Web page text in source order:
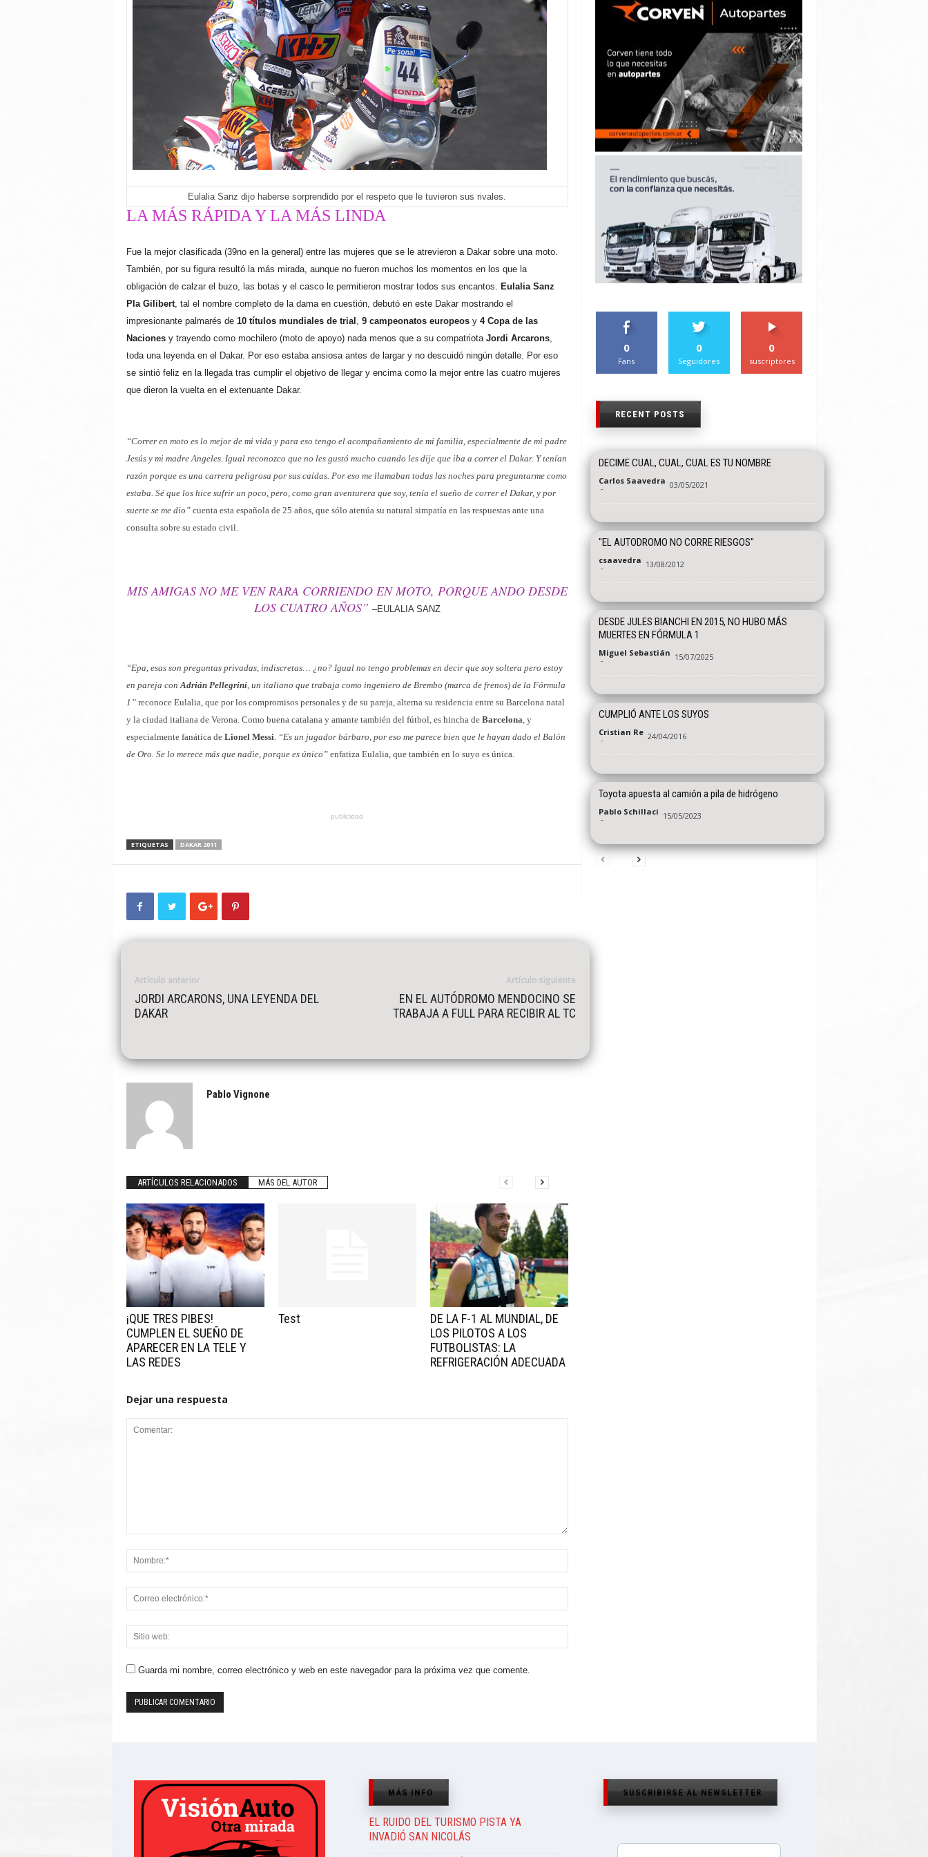
Eulalia Sanz dijo haberse sorprendido por el respeto que le tuvieron sus rivales.
LA MÁS RÁPIDA Y LA MÁS LINDA
Fue la mejor clasificada (39no en la general) entre las mujeres que se le atrevieron a Dakar sobre una moto.
También, por su figura resultó la más mirada, aunque no fueron muchos los momentos en los que la
obligación de calzar el buzo, las botas y el casco le permitieron mostrar todos sus encantos. Eulalia Sanz
Pla Gilibert, tal el nombre completo de la dama en cuestión, debutó en este Dakar mostrando el
impresionante palmarés de 10 títulos mundiales de trial , 9 campeonatos europeosy 4 Copa de las
Nacionesy trayendo como mochilero (moto de apoyo) nada menos que a su compatriota Jordi Arcarons,
toda una leyenda en el Dakar. Por eso estaba ansiosa antes de largar y no descuidó ningún detalle. Por eso
se sintió feliz en la llegada tras cumplir el objetivo de llegar y encima como la mejor entre las cuatro mujeres
que dieron la vuelta en el extenuante Dakar.
“Correr en moto es lo mejor de mi vida y para eso tengo el acompañamiento de mi familia, especialmente de mi padre
Jesús y mi madre Angeles. Igual reconozco que no les gustó mucho cuando les dije que iba a correr el Dakar. Y tenían
razón porque es una carrera peligrosa por sus caídas. Por eso me llamaban todas las noches para preguntarme como
estaba. Sé que los hice sufrir un poco, pero, como gran aventurera que soy, tenía el sueño de correr el Dakar, y por
suerte se me dio”cuenta esta española de 25 años, que sólo atenúa su natural simpatía en las respuestas ante una
consulta sobre su estado civil.
MIS AMIGAS NO ME VEN RARA CORRIENDO EN MOTO, PORQUE ANDO DESDE
LOS CUATRO AÑOS” –EULALIA SANZ
“Epa, esas son preguntas privadas, indiscretas… ¿no? Igual no tengo problemas en decir que soy soltera pero estoy
en pareja conAdrián Pellegrini, un italiano que trabaja como ingeniero de Brembo (marca de frenos) de la Fórmula
1”reconoce Eulalia, que por los compromisos personales y de su pareja, alterna su residencia entre su Barcelona natal
y la ciudad italiana de Verona. Como buena catalana y amante también del fútbol, es hincha de Barcelona, y
especialmente fanática de Lionel Messi. “Es un jugador bárbaro, por eso me parece bien que le hayan dado el Balón
de Oro. Se lo merece más que nadie, porque es único”enfatiza Eulalia, que también en lo suyo es única.
publicidad
ETIQUETAS DAKAR 2011
Artículo anterior
JORDI ARCARONS, UNA LEYENDA DEL
DAKAR
Artículo siguiente
EN EL AUTÓDROMO MENDOCINO SE
TRABAJA A FULL PARA RECIBIR AL TC
Pablo Vignone
ARTÍCULOS RELACIONADOS MÁS DEL AUTOR
¡QUE TRES PIBES!
CUMPLEN EL SUEÑO DE
APARECER EN LA TELE Y
LAS REDES
Test
DE LA F-1 AL MUNDIAL, DE
LOS PILOTOS A LOS
FUTBOLISTAS: LA
REFRIGERACIÓN ADECUADA
Dejar una respuesta
Guarda mi nombre, correo electrónico y web en este navegador para la próxima vez que comente.
0
Fans
0
Seguidores
0
suscriptores
RECENT POSTS
DECIME CUAL, CUAL, CUAL ES TU NOMBRE
Carlos Saavedra
- 03/05/2021
"EL AUTODROMO NO CORRE RIESGOS"
csaavedra
- 13/08/2012
DESDE JULES BIANCHI EN 2015, NO HUBO MÁS
MUERTES EN FÓRMULA 1
Miguel Sebastián
- 15/07/2025
CUMPLIÓ ANTE LOS SUYOS
Cristian Re
- 24/04/2016
Toyota apuesta al camión a pila de hidrógeno
Pablo Schillaci
- 15/05/2023
MÁS INFO
EL RUIDO DEL TURISMO PISTA YA
INVADIÓ SAN NICOLÁS
SUSCRIBIRSE AL NEWSLETTER